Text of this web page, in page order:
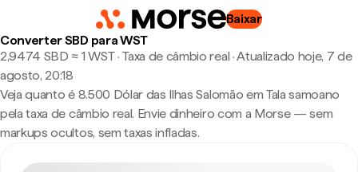
Baixar
Converter SBD para WST
2,9474 SBD ≈ 1 WST · Taxa de câmbio real ·Atualizado hoje, 7 de
agosto, 20:18
Veja quanto é 8.500 Dólar das Ilhas Salomão em Tala samoano
pela taxa de câmbio real. Envie dinheiro com a Morse — sem
markups ocultos, sem taxas infladas.